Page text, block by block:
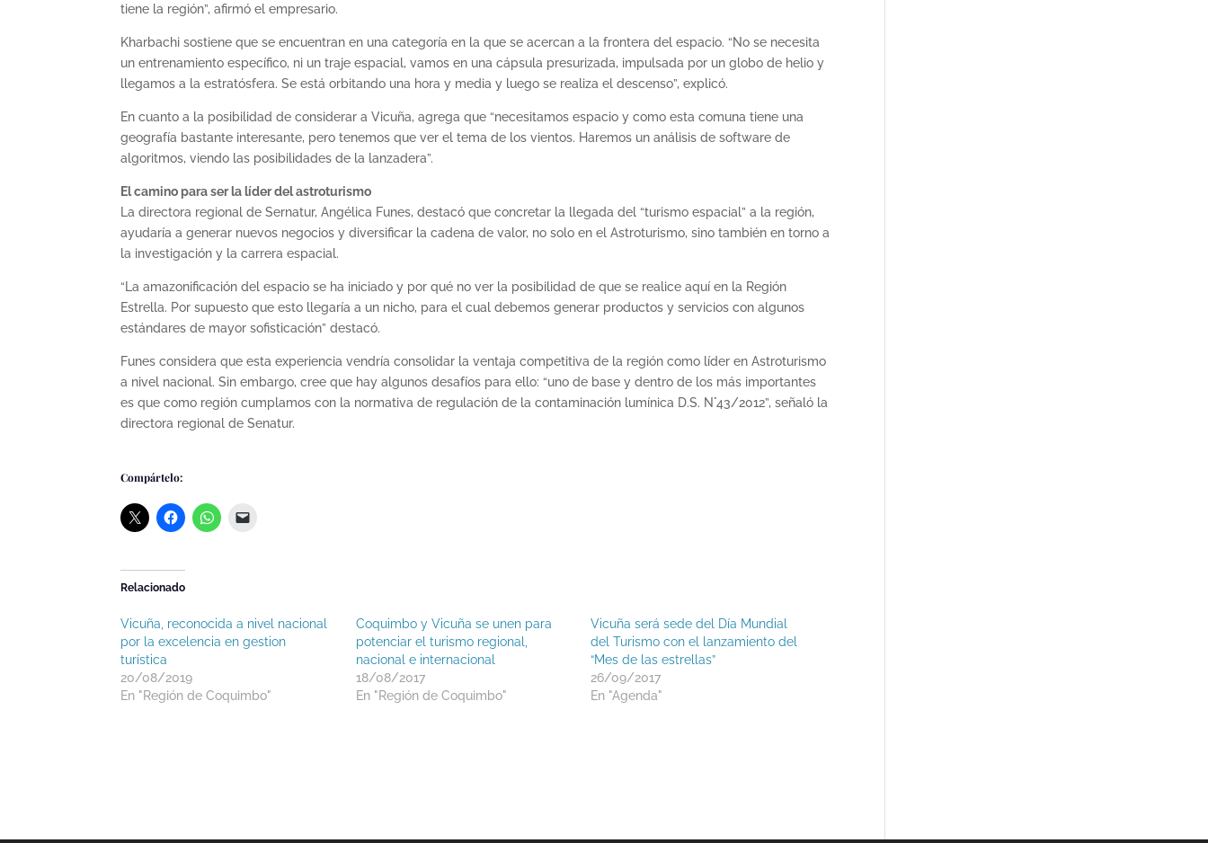
tiene la región”, afirmó el empresario.
Kharbachi sostiene que se encuentran en una categoría en la que se acercan a la frontera del espacio. “No se necesita
un entrenamiento específico, ni un traje espacial, vamos en una cápsula presurizada, impulsada por un globo de helio y
llegamos a la estratósfera. Se está orbitando una hora y media y luego se realiza el descenso”, explicó.
En cuanto a la posibilidad de considerar a Vicuña, agrega que “necesitamos espacio y como esta comuna tiene una
geografía bastante interesante, pero tenemos que ver el tema de los vientos. Haremos un análisis de software de
algoritmos, viendo las posibilidades de la lanzadera”.
El camino para ser la líder del astroturismo
La directora regional de Sernatur, Angélica Funes, destacó que concretar la llegada del “turismo espacial” a la región,
ayudaría a generar nuevos negocios y diversificar la cadena de valor, no solo en el Astroturismo, sino también en torno a
la investigación y la carrera espacial.
“La amazonificación del espacio se ha iniciado y por qué no ver la posibilidad de que se realice aquí en la Región
Estrella. Por supuesto que esto llegaría a un nicho, para el cual debemos generar productos y servicios con algunos
estándares de mayor sofisticación” destacó.
Funes considera que esta experiencia vendría consolidar la ventaja competitiva de la región como líder en Astroturismo
a nivel nacional. Sin embargo, cree que hay algunos desafíos para ello: “uno de base y dentro de los más importantes
es que como región cumplamos con la normativa de regulación de la contaminación lumínica D.S. N°43/2012”, señaló la
directora regional de Senatur.
Compártelo:
Relacionado
Vicuña, reconocida a nivel nacional
por la excelencia en gestion
turística
20/08/2019
En "Región de Coquimbo"
Coquimbo y Vicuña se unen para
potenciar el turismo regional,
nacional e internacional
18/08/2017
En "Región de Coquimbo"
Vicuña será sede del Día Mundial
del Turismo con el lanzamiento del
“Mes de las estrellas”
26/09/2017
En "Agenda"